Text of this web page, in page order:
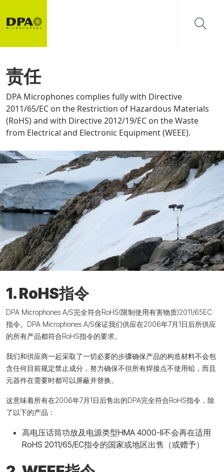
责任
DPA Microphones complies fully with Directive
2011/65/EC on the Restriction of Hazardous Materials
(RoHS) and with Directive 2012/19/EC on the Waste
from Electrical and Electronic Equipment (WEEE).
1. RoHS指令
DPA Microphones A/S完全符合RoHS(限制使用有害物质)2011/65EC
指令。DPA Microphones A/S保证我们供应在2006年7月1日后所供应
的所有产品都符合RoHS指令的要求。
我们和供应商一起采取了一切必要的步骤确保产品的构造材料不会包
含任何目前规定禁止成分，努力确保不但所有焊接点不使用铅，而且
元器件在需要时都可以屏蔽并替换。
这意味着所有在2006年7月1日后售出的DPA完全符合RoHS指令，除
了以下的产品：
高电压话筒功放及电源类型HMA 4000-II不会再在适用
RoHS 2011/65/EC指令的国家或地区出售（或赠予）